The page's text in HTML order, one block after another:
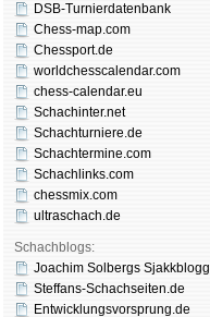
DSB-Turnierdatenbank
Chess-map.com
Chessport.de
worldchesscalendar.com
chess-calendar.eu
Schachinter.net
Schachturniere.de
Schachtermine.com
Schachlinks.com
chessmix.com
ultraschach.de
Schachblogs:
Joachim Solbergs Sjakkblogg
Steffans-Schachseiten.de
Entwicklungsvorsprung.de